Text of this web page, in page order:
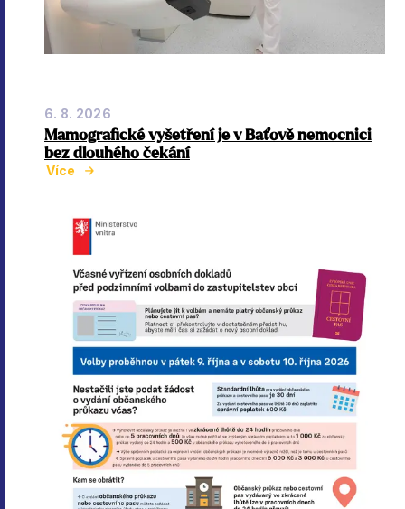
6. 8. 2026
Mamografické vyšetření je v Baťově nemocnici
bez dlouhého čekání
Více